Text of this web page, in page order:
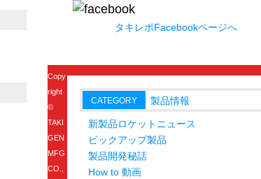
タキレポFacebookページへ
CATEGORY 製品情報
新製品ロケットニュース
ピックアップ製品
製品開発秘話
How to 動画
Copy
right
©
TAKI
GEN
MFG
CO.,